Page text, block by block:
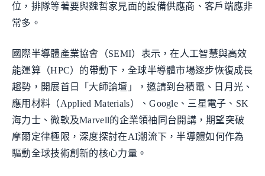
位，排隊等著要與魏哲家見面的設備供應商、客戶端應非
常多。
國際半導體產業協會（SEMI）表示，在人工智慧與高效
能運算（HPC）的帶動下，全球半導體市場逐步恢復成長
趨勢，開展首日「大師論壇」，邀請到台積電、日月光、
應用材料（Applied Materials）、Google、三星電子、SK
海力士、微軟及Marvell的企業領袖同台開講，期望突破
摩爾定律極限，深度探討在AI潮流下，半導體如何作為
驅動全球技術創新的核心力量。